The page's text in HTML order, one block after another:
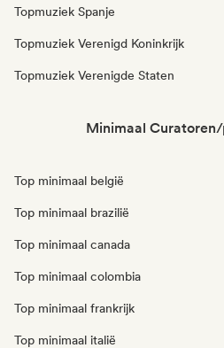
Topmuziek Spanje
Topmuziek Verenigd Koninkrijk
Topmuziek Verenigde Staten
Minimaal
Top minimaal belgië
Top minimaal brazilië
Top minimaal canada
Top minimaal colombia
Top minimaal frankrijk
Top minimaal italië